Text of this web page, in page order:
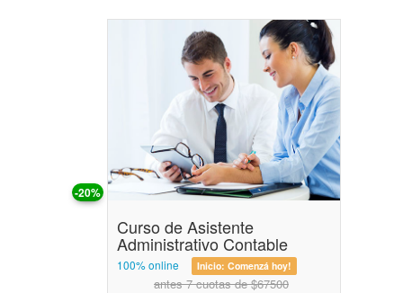
-20%
Curso de Asistente
Administrativo Contable
100% online Inicio: Comenzá hoy!
antes 7 cuotas de $67500